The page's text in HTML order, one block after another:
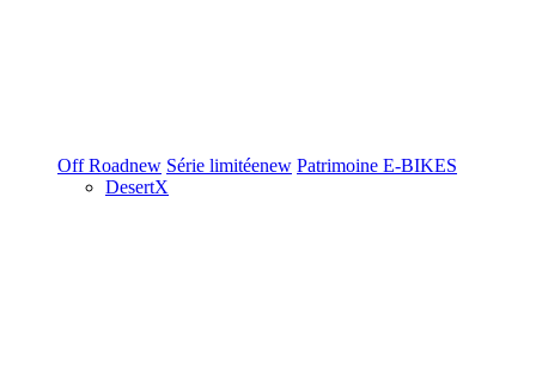
Off Roadnew Série limitéenew Patrimoine E-BIKES
DesertX